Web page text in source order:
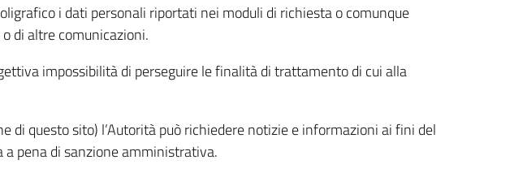
i dati personali riportati nei moduli di richiesta o comunque
di altre comunicazioni.
impossibilità di perseguire le finalità di trattamento di cui alla
di questo sito) l’Autorità può richiedere notizie e informazioni ai fini del
pena di sanzione amministrativa.